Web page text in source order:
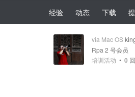
经验 动态 下载
via Mac OS
Rpa 2 号会员
培训活动 • 0